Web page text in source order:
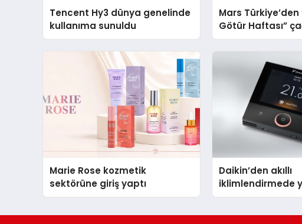
Tencent Hy3 dünya genelinde
kullanıma sunuldu
Mars
Götür Haftası”
Marie Rose kozmetik
sektörüne giriş yaptı
Daikin’den akıllı
iklimlendirmede
Madoka Plus